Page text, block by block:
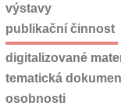
výstavy
publikační činnost
digitalizované
tematická
osobnosti